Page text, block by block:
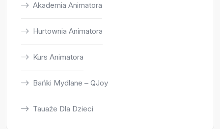
Akademia Animatora
Hurtownia Animatora
Kurs Animatora
Bańki Mydlane – QJoy
Tauaże Dla Dzieci